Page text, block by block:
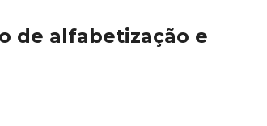
de alfabetização e